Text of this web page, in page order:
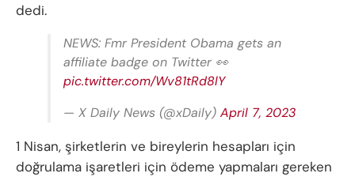
dedi.
NEWS: Fmr President Obama gets an
affiliate badge on Twitter 👀
pic.twitter.com/Wv81tRd8lY
— X Daily News (@xDaily) April 7, 2023
1 Nisan, şirketlerin ve bireylerin hesapları için
doğrulama işaretleri için ödeme yapmaları gereken